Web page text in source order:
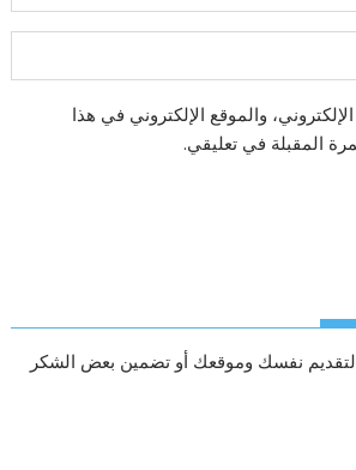
والموقع الإلكتروني في هذا
المقبلة في تعليقي.
لتقديم نفسك وموقعك أو تضمين بعض الشكر